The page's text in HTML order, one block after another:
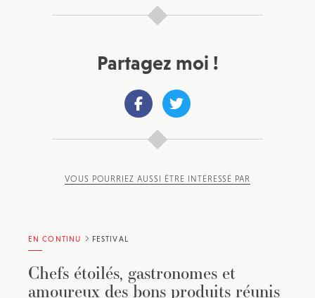
Partagez moi !
VOUS POURRIEZ AUSSI ÊTRE INTÉRESSÉ PAR
EN CONTINU FESTIVAL
Chefs étoilés, gastronomes et
amoureux des bons produits réunis